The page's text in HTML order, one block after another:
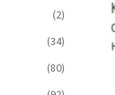
(2)
(34)
(80)